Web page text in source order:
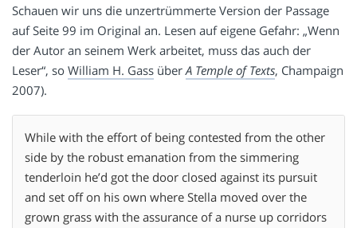
Schauen wir uns die unzertrümmerte Version der Passage
auf Seite 99 im Original an. Lesen auf eigene Gefahr: „Wenn
der Autor an seinem Werk arbeitet, muss das auch der
Leser“, so William H. Gass überA Temple of Texts, Champaign
2007).
While with the effort of being contested from the other
side by the robust emanation from the simmering
tenderloin he’d got the door closed against its pursuit
and set off on his own where Stella moved over the
grown grass with the assurance of a nurse up corridors